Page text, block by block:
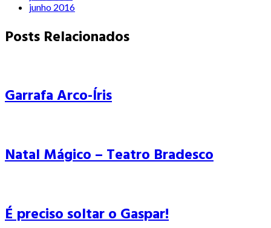
junho 2016
Posts Relacionados
Garrafa Arco-Íris
Natal Mágico – Teatro Bradesco
É preciso soltar o Gaspar!